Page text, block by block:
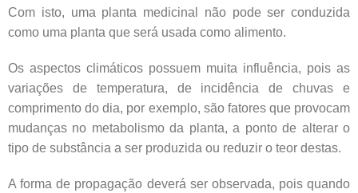
Com isto, uma planta medicinal não pode ser conduzida
como uma planta que será usada como alimento.
Os aspectos climáticos possuem muita influência, pois as
variações de temperatura, de incidência de chuvas e
comprimento do dia, por exemplo, são fatores que provocam
mudanças no metabolismo da planta, a ponto de alterar o
tipo de substância a ser produzida ou reduzir o teor destas.
A forma de propagação deverá ser observada, pois quando